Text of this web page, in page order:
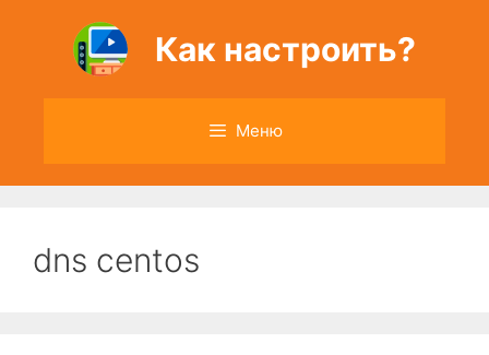
содержимому
Как настроить?
Меню
dns centos